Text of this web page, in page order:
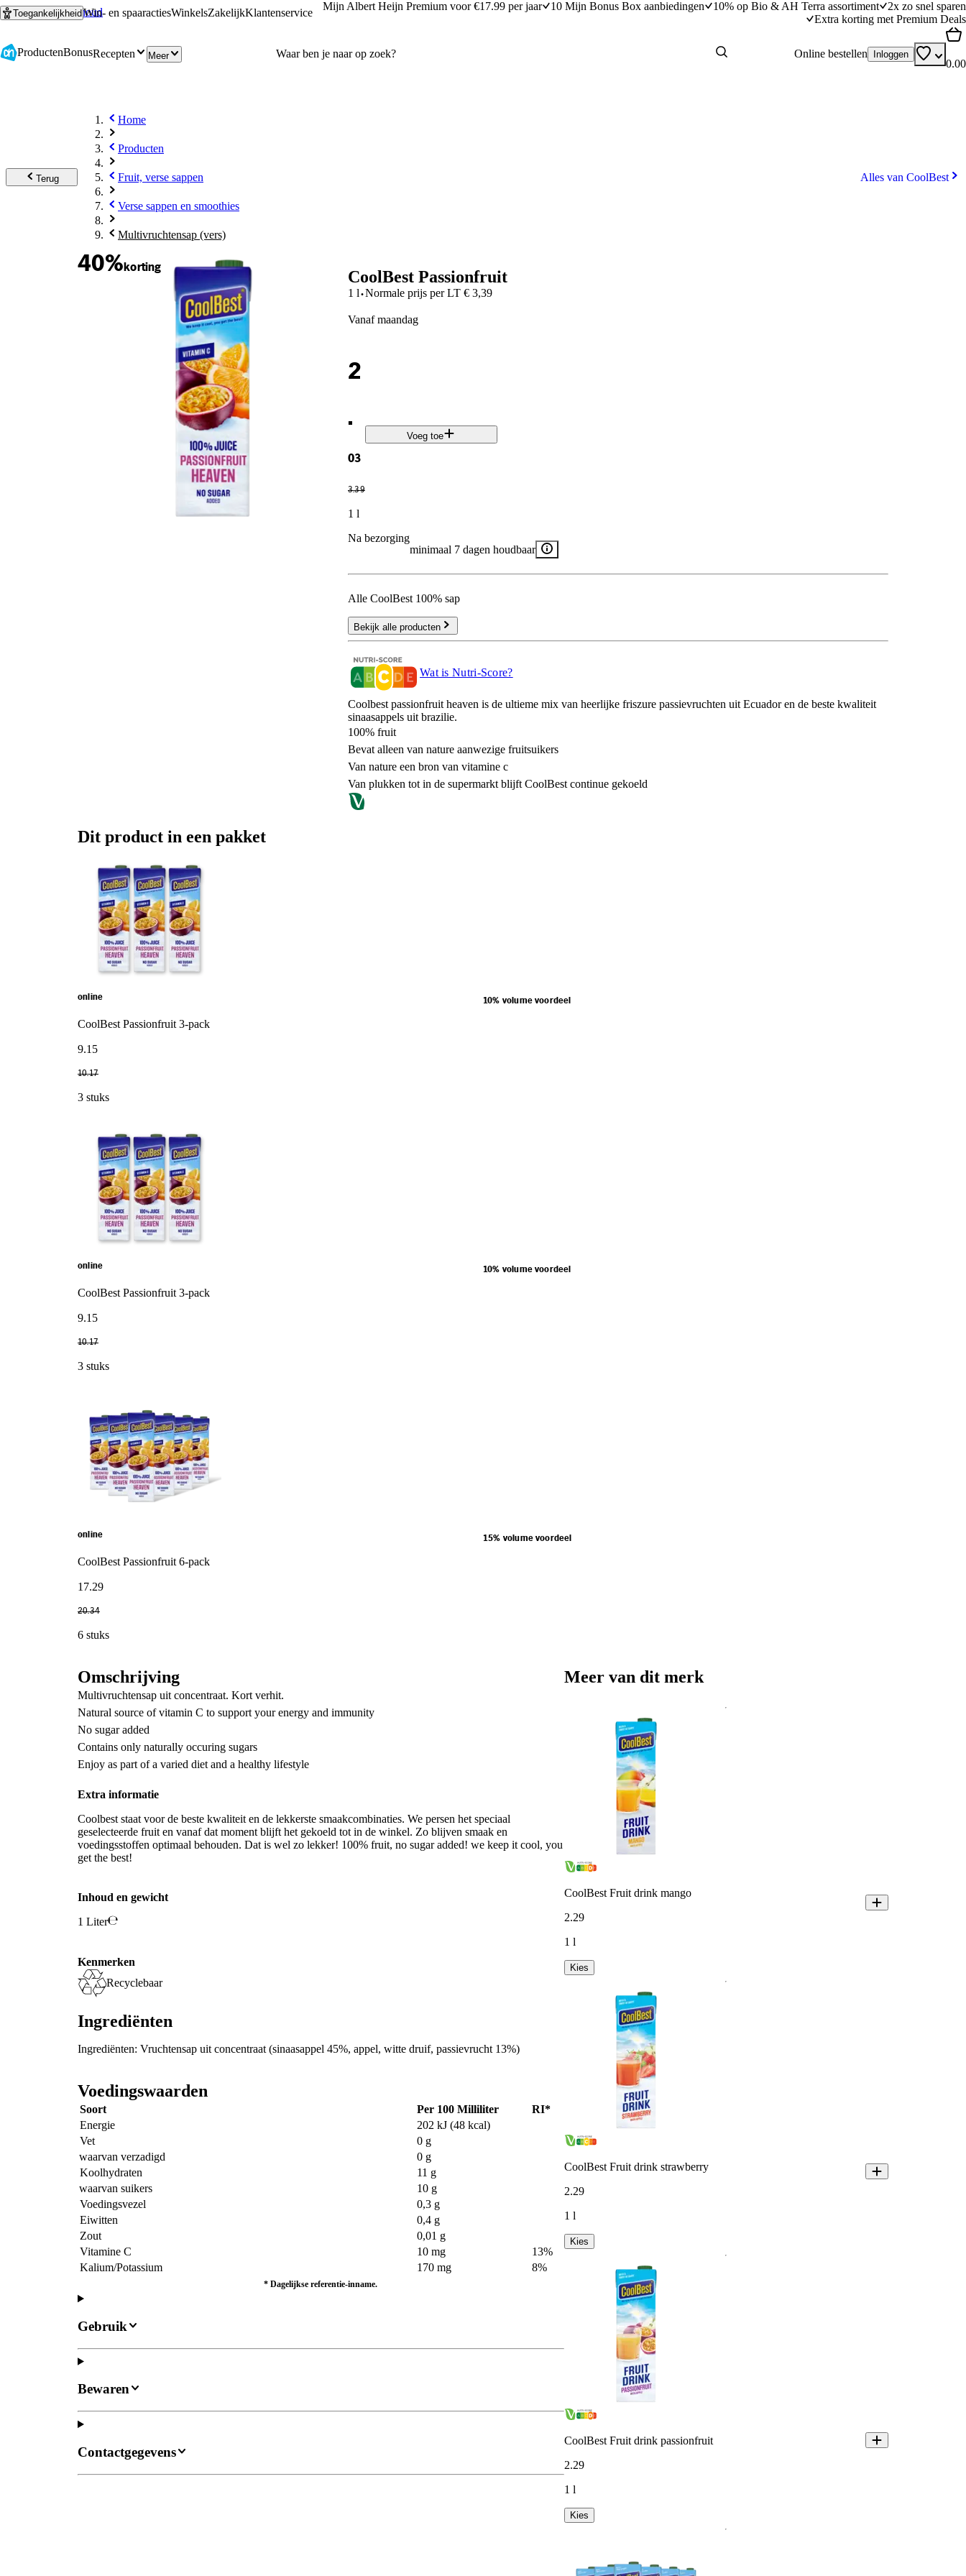
Ga naar hoofdinhoud
Ga naar zoeken
ToegankelijkheidWin- en spaaractiesWinkelsZakelijkKlantenservice
Mijn Albert Heijn Premium voor €17.99 per jaar 10 Mijn Bonus Box aanbiedingen 10% op Bio & AH Terra assortiment
2x zo snel sparen
Extra korting met Premium Deals
ProductenBonusRecepten Meer Online bestellen Inloggen
0.00
Terug
Home
Producten
Fruit, verse sappen
Verse sappen en smoothies
Multivruchtensap (vers)
Alles van CoolBest
40%korting CoolBest Passionfruit
1 l·Normale prijs per LT€ 3,39
vanaf maandag
2
.
03
3.39
1 l
Voeg toe
Na bezorging
minimaal 7 dagen houdbaar
Alle CoolBest 100% sap
Bekijk alle producten
Wat is Nutri-Score?
Coolbest passionfruit heaven is de ultieme mix van heerlijke friszure passievruchten uit Ecuador en de beste kwaliteit
sinaasappels uit brazilie.
100% fruit
Bevat alleen van nature aanwezige fruitsuikers
Van nature een bron van vitamine c
Van plukken tot in de supermarkt blijft CoolBest continue gekoeld
Dit product in een pakket
online 10% volume voordeel
CoolBest Passionfruit 3-pack
9.15
10.17
3 stuks
online 10% volume voordeel
CoolBest Passionfruit 3-pack
9.15
10.17
3 stuks
online 15% volume voordeel
CoolBest Passionfruit 6-pack
17.29
20.34
6 stuks
Omschrijving
Multivruchtensap uit concentraat. Kort verhit.
Natural source of vitamin C to support your energy and immunity
No sugar added
Contains only naturally occuring sugars
Enjoy as part of a varied diet and a healthy lifestyle
Extra informatie
Coolbest staat voor de beste kwaliteit en de lekkerste smaakcombinaties. We persen het speciaal
geselecteerde fruit en vanaf dat moment blijft het gekoeld tot in de winkel. Zo blijven smaak en
voedingsstoffen optimaal behouden. Dat is wel zo lekker! 100% fruit, no sugar added! we keep it cool, you
get the best!
Inhoud en gewicht
1 Liter
Kenmerken
Recyclebaar
Ingrediënten
Ingrediënten: Vruchtensap uit concentraat (sinaasappel 45%, appel, witte druif, passievrucht 13%)
Voedingswaarden
Soort Per 100 Milliliter
RI*
Energie
202 kJ (48 kcal)
Vet
0 g
waarvan verzadigd
0 g
Koolhydraten
11 g
waarvan suikers
10 g
Voedingsvezel
0,3 g
Eiwitten
0,4 g
Zout
0,01 g
Vitamine C
10 mg
13%
Kalium/Potassium
170 mg 8%
* Dagelijkse referentie-inname.
Gebruik
Bewaren
Contactgegevens
Meer van dit merk
CoolBest Fruit drink mango
2.29
1 l
Kies
CoolBest Fruit drink strawberry
2.29
1 l
Kies
CoolBest Fruit drink passionfruit
2.29
1 l
Kies